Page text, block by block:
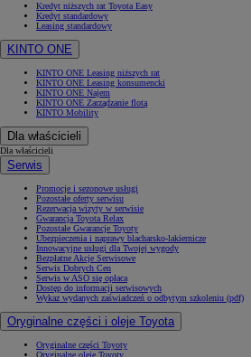
Kredyt niższych rat Toyota Easy
Kredyt standardowy
Leasing standardowy
KINTO ONE
KINTO ONE Leasing niższych rat
KINTO ONE Leasing konsumencki
KINTO ONE Najem
KINTO ONE Zarządzanie flotą
KINTO Mobility
Dla właścicieli
Dla właścicieli
Serwis
Promocje i sezonowe usługi
Pozostałe oferty serwisu
Rezerwacja wizyty w serwisie
Gwarancja Toyota Relax
Pozostałe Gwarancje Toyoty
Ubezpieczenia i naprawy blacharsko-lakiernicze
Innowacyjne usługi dla Twojej wygody
Bezpłatne Akcje Serwisowe
Serwis Dobrych Cen
Serwis w ASO się opłaca
Dostęp do informacji serwisowych
Wykaz wydanych zaświadczeń o odbytym szkoleniu (pdf)
Oryginalne części i oleje Toyota
Oryginalne części Toyoty
Oryginalne oleje Toyoty